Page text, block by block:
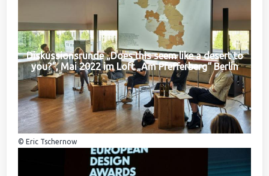
Diskussionsrunde „Does this seem like a desert to
you?“, Mai 2022 im Loft „Am Pfefferberg“ Berlin
© Eric Tschernow